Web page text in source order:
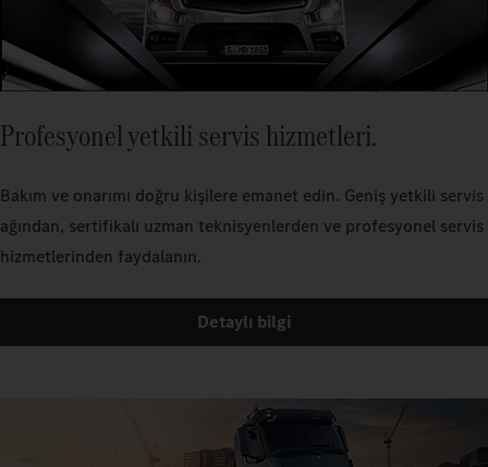
Profesyonel yetkili servis hizmetleri.
Bakım ve onarımı doğru kişilere emanet edin. Geniş yetkili servis
ağından, sertifikalı uzman teknisyenlerden ve profesyonel servis
hizmetlerinden faydalanın.
Detaylı bilgi